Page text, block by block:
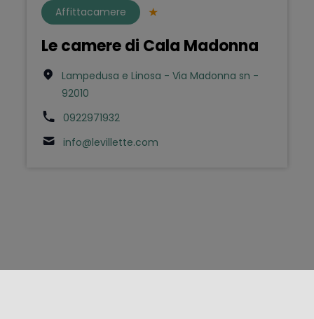
Affittacamere
Le camere di Cala Madonna
Lampedusa e Linosa - Via Madonna sn -
92010
0922971932
info@levillette.com